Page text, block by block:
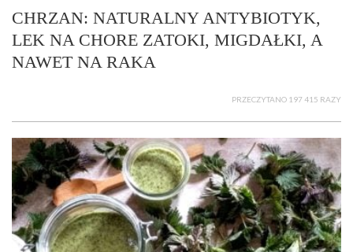
CHRZAN: NATURALNY ANTYBIOTYK,
LEK NA CHORE ZATOKI, MIGDAŁKI, A
NAWET NA RAKA
PRZECZYTANO 197 415 RAZY